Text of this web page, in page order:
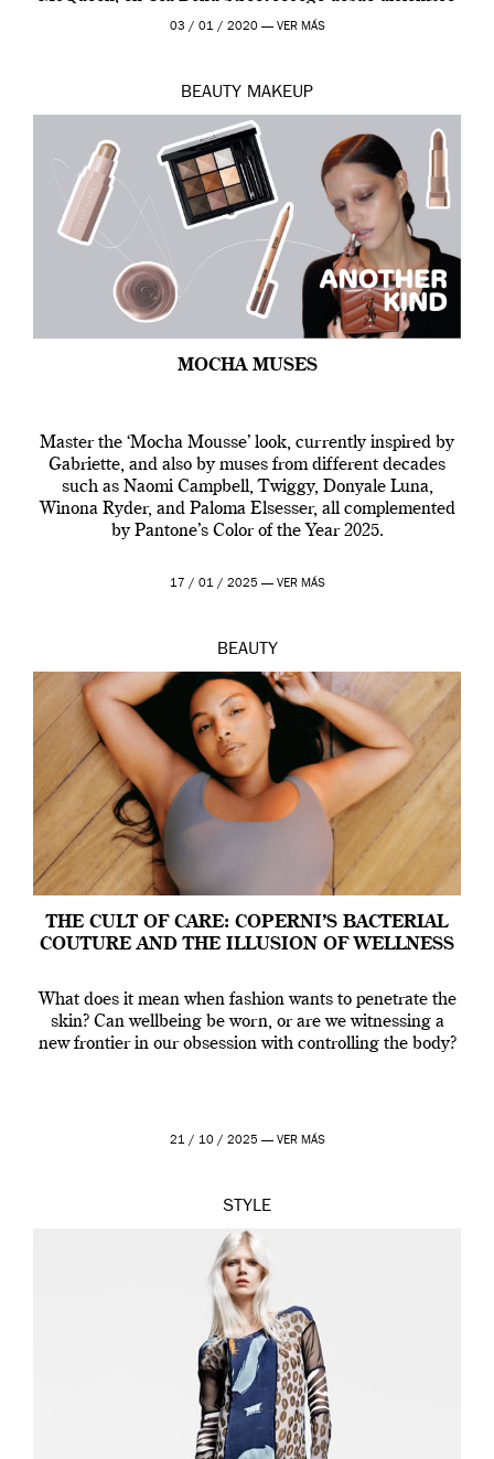
de 2019 hasta final de abril […]
03 / 01 / 2020 — VER MÁS
BEAUTY MAKEUP
MOCHA MUSES
Master the ‘Mocha Mousse’ look, currently inspired by
Gabriette, and also by muses from different decades
such as Naomi Campbell, Twiggy, Donyale Luna,
Winona Ryder, and Paloma Elsesser, all complemented
by Pantone’s Color of the Year 2025.
17 / 01 / 2025 — VER MÁS
BEAUTY
THE CULT OF CARE: COPERNI’S BACTERIAL
COUTURE AND THE ILLUSION OF WELLNESS
What does it mean when fashion wants to penetrate the
skin? Can wellbeing be worn, or are we witnessing a
new frontier in our obsession with controlling the body?
21 / 10 / 2025 — VER MÁS
STYLE